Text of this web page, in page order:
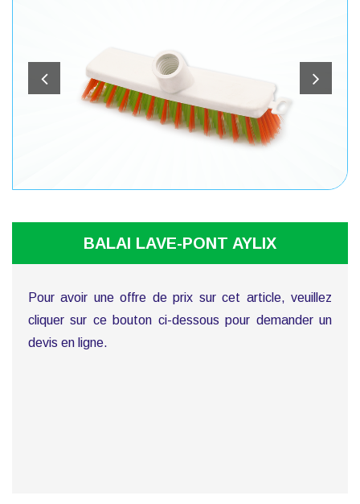
BALAI LAVE-PONT AYLIX
Pour avoir une offre de prix sur cet article, veuillez
cliquer sur ce bouton ci-dessous pour demander un
devis en ligne.